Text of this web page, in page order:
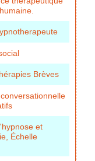
Brèves
et
Échelle